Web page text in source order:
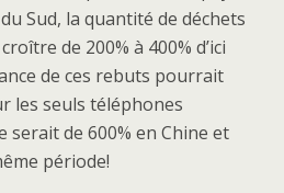
Sud, la quantité de déchets
de 200% à 400% d’ici
de ces rebuts pourrait
les seuls téléphones
serait de 600% en Chine et
période!